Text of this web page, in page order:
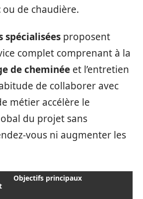
ou de chaudière.
spécialisées proposent
complet comprenant à la
de cheminée et l’entretien
de collaborer avec
métier accélère le
du projet sans
vous ni augmenter les
Objectifs principaux